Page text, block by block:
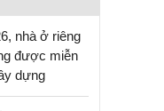
nhà ở riêng
được miễn
dựng